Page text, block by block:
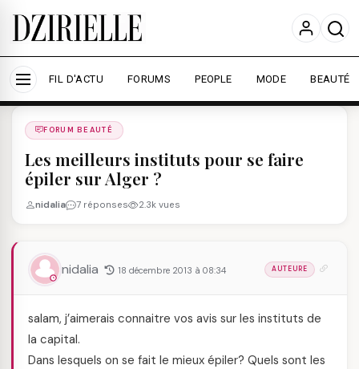
Nous utilisons des cookies pour améliorer votre
expérience et mesurer l'audience.
En savoir plus
Accepter tout Personnaliser
FIL D'ACTU FORUMS PEOPLE MODE BEAUTÉ
Forums
FORUM BEAUTÉ
Les meilleurs instituts pour se faire
épiler sur Alger ?
nidalia 7 réponses 2.3k vues
nidalia 18 décembre 2013 à 08:34 AUTEURE
salam, j’aimerais connaitre vos avis sur les instituts de
la capital.
Dans lesquels on se fait le mieux épiler? Quels sont les